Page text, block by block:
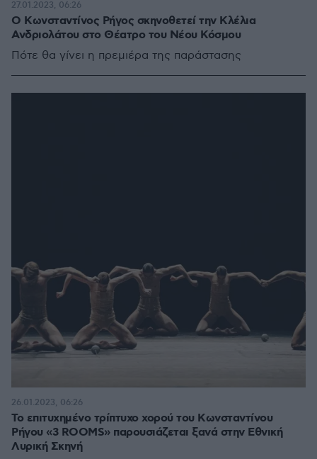
Ο Κωνσταντίνος Ρήγος σκηνοθετεί την Κλέλια
Ανδριολάτου στο Θέατρο του Νέου Κόσμου
Πότε θα γίνει η πρεμιέρα της παράστασης
27.01.2023, 06:26
Το επιτυχημένο τρίπτυχο χορού του Κωνσταντίνου
Ρήγου «3 ROOMS» παρουσιάζεται ξανά στην Εθνική
Λυρική Σκηνή
26.01.2023, 06:26